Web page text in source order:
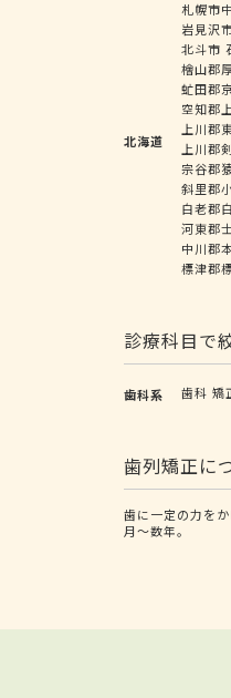
北海道
札幌市
岩見沢
北斗市
檜山郡
虻田郡
空知郡
上川郡
上川郡
宗谷郡
斜里郡
白老郡
河東郡
中川郡
標津郡
診療科目で
歯科系 歯科 矯
歯列矯正に
歯に一定の力を
月～数年。